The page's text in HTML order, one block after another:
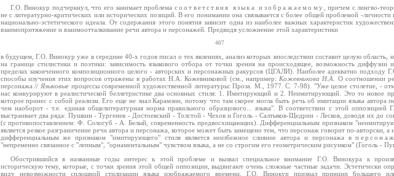
Г.О. Винокур подчеркнул, что его занимает проблема соответствия языка изображаемому
, причем с лингво-
не с литературно-критических или исторических позиций. В его понимании она связывается с более общей проблемой -личности
национально-эстетического идеала. От содержания этого понятия зависит одна из наиболее важных характеристик
взаимопритяжение и взаимоотталкивание речи автора и персонажей. Предвидя усложнение этой характеристики
407
в будущем, Г.О. Винокур уже в середине 40-х годов писал о тех явлениях, анализ которых впоследствии составит целую область,
на границе стилистики и поэтики: зависимость языкового отбора от точки зрения на происходящее, возможность диффузии
пределах законченного композиционного целого - авторских и персонажных ракурсов (ЦГАЛИ). Наиболее адекватно подходу
способы изучения этих вопросов отражены в работах Н.А. Кожевниковой (см., например: Кожевникова Н.А.
О соотношении
персонажа // Языковыепроцессы современной художественной литературы: Проза. М., 1977. С. 7-98). "Уже целое столетие, -
нас конкурируют в реалистической беллетристике два основных стиля: 1. Имитирующий и 2. Неимитирующий. Это то новое
которое принес с собой реализм. Его еще не знал Карамзин, потому что там скорее могла быть речь об имитации языка автора
чем наоборот - т.е. единая общелитературная норма правильного образцового... языка". В соответствии с этой оппозицией
выстраивает два ряда: Пушкин - Тургенев - Достоевский - Толстой - Чехов и Гоголь - Салтыков-Щедрин - Лесков, доводя их до
(с противопоставлением: Ф. Сологуб - А. Белый, современность предвосхищающих). Дифференциальным признаком
является резкое разграничение речи автора и персонажа, которое может быть замещено тем, что персонаж говорит по-авторски, а
дифференциальным же признаком "имитирующего" стиля является неизбежное слияние автора и персонажа в
"непременно связанное с "лепным", "орнаментальным" чувством языка, а не со строгим его геометрическим рисунком" (Гоголь -
Обострившийся в названные годы интерес к этой проблеме и вызвал специальное внимание Г.О. Винокура к
историческую тему, которые, с точки зрения этой общей оппозиции, выдвигают очень сложные частные задачи. Эстетически
виду невозможности сплошной стилизации языка изображаемого времени, Г.О. Винокур признал принцип большего